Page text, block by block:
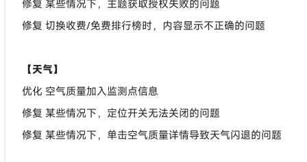
修复 某些情况下，主题获取授权失败的问题
修复 切换收费/免费排行榜时，内容显示不正确的问题
【天气】
优化 空气质量加入监测点信息
修复 某些情况下，定位开关无法关闭的问题
修复 某些情况下，单击空气质量详情导致天气闪退的问题